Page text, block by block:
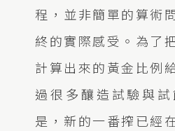
程，並非簡單的算術
終的實際感受。為了
計算出來的黃金比例
過很多釀造試驗與
是，新的一番搾已經